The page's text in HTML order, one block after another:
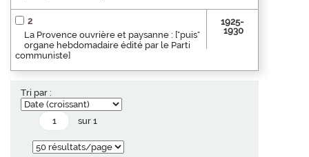
2
La Provence ouvrière et paysanne : ["puis"
organe hebdomadaire édité par le Parti
communiste]
1925-
1930
Tri par :
sur 1